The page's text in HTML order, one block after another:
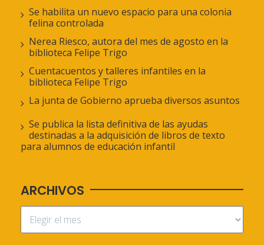
Se habilita un nuevo espacio para una colonia
felina controlada
Nerea Riesco, autora del mes de agosto en la
biblioteca Felipe Trigo
Cuentacuentos y talleres infantiles en la
biblioteca Felipe Trigo
La junta de Gobierno aprueba diversos asuntos
Se publica la lista definitiva de las ayudas
destinadas a la adquisición de libros de texto
para alumnos de educación infantil
ARCHIVOS